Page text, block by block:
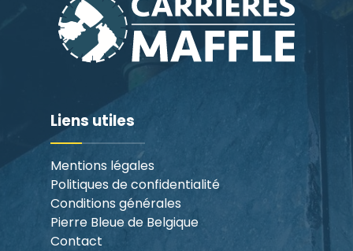
Liens utiles
Mentions légales
Politiques de confidentialité
Conditions générales
Pierre Bleue de Belgique
Contact